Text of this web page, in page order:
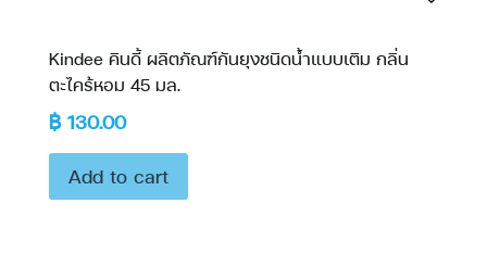
Kindee คินดี้ ผลิตภัณฑ์กันยุงชนิดน้ำแบบเติม กลิ่น
ตะไคร้หอม 45 มล.
฿ 130.00
Add to cart